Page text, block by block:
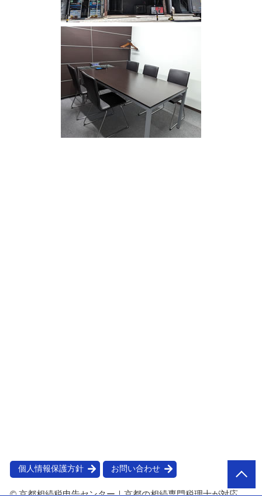
個人情報保護方針 お問い合わせ
© 京都相続税申告センター｜京都の相続専門税理士が対応